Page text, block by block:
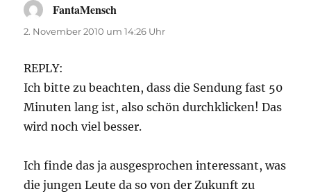
FantaMensch
2. November 2010 um 14:26 Uhr
REPLY:
Ich bitte zu beachten, dass die Sendung fast 50
Minuten lang ist, also schön durchklicken! Das
wird noch viel besser.
Ich finde das ja ausgesprochen interessant, was
die jungen Leute da so von der Zukunft zu